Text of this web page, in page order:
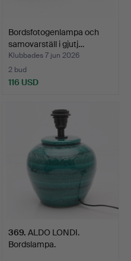
Bordsfotogenlampa och
samovarställ i gjutj…
Klubbades 7 jun 2026
2 bud
116 USD
369. ALDO LONDI.
Bordslampa.